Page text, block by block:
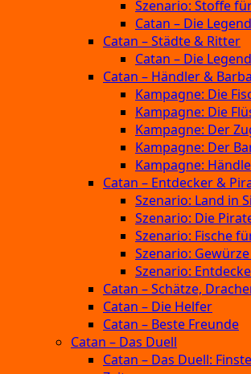
Szenario: Stoffe
Catan – Die
Catan – Städte & Ritter
Catan – Die
Catan – Händler &
Kampagne: Die
Kampagne: Die
Kampagne: Der
Kampagne: Der
Kampagne:
Catan – Entdecker &
Szenario: Land in
Szenario: Die
Szenario: Fische
Szenario:
Szenario:
Catan – Schätze,
Catan – Die Helfer
Catan – Beste Freunde
Catan – Das Duell
Catan – Das Duell: